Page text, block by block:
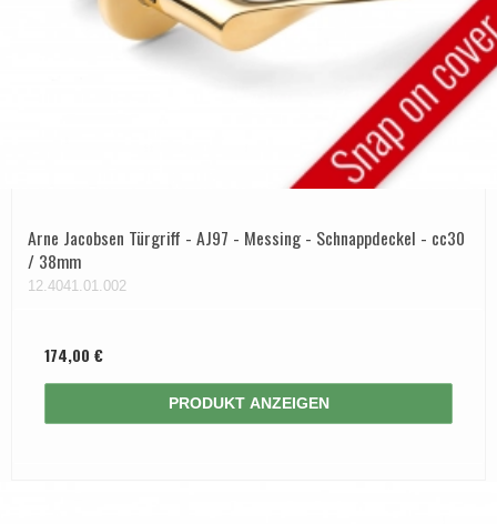
Arne Jacobsen Türgriff - AJ97 - Messing - Schnappdeckel - cc30
/ 38mm
12.4041.01.002
174,00 €
PRODUKT ANZEIGEN